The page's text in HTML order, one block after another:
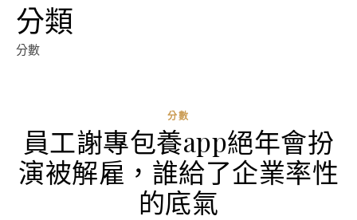
分類
分數
分數
員工謝專包養app絕年會扮
演被解雇，誰給了企業率性
的底氣
0